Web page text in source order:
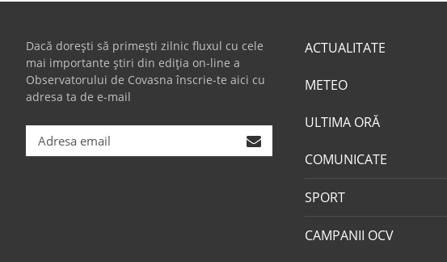
Dacă dorești să primești zilnic fluxul cu cele
mai importante știri din ediția on-line a
Observatorului de Covasna înscrie-te aici cu
adresa ta de e-mail
ACTUALITATE
METEO
ULTIMA ORĂ
COMUNICATE
SPORT
CAMPANII OCV